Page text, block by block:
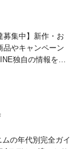
募集中】新作・お
品やキャンペーン
独自の情報をお
ムの年代別完全ガイ